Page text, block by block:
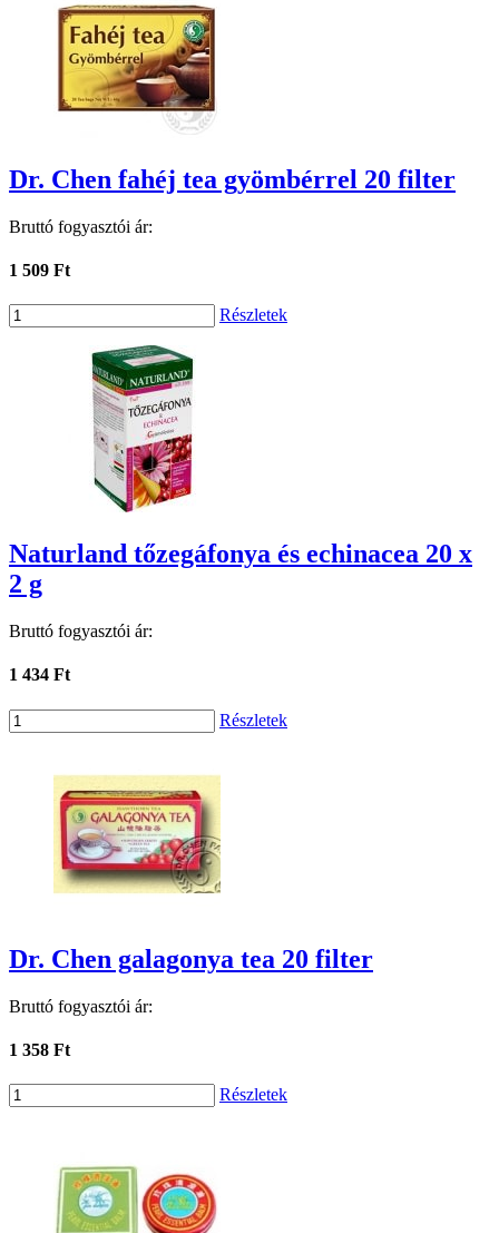
Dr. Chen fahéj tea gyömbérrel 20 filter
Bruttó fogyasztói ár:
1 509 Ft
Részletek
Naturland tőzegáfonya és echinacea 20 x
2 g
Bruttó fogyasztói ár:
1 434 Ft
Részletek
Dr. Chen galagonya tea 20 filter
Bruttó fogyasztói ár:
1 358 Ft
Részletek